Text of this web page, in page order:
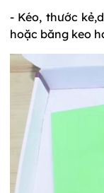
- Kéo, thước
hoặc băng keo